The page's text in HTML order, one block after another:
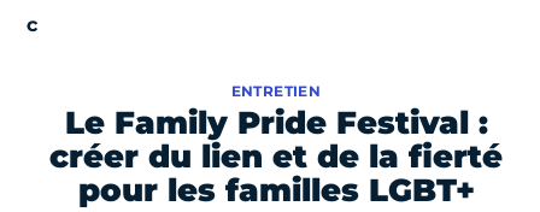
Le Family Pride Festival :
créer du lien et de la fierté
pour les familles LGBT+
ENTRETIEN